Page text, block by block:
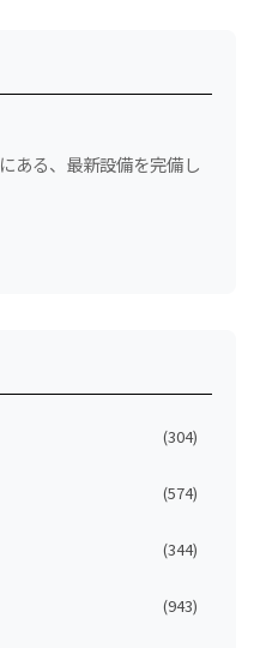
ある、最新設備を完備し
(304)
(574)
(344)
(943)